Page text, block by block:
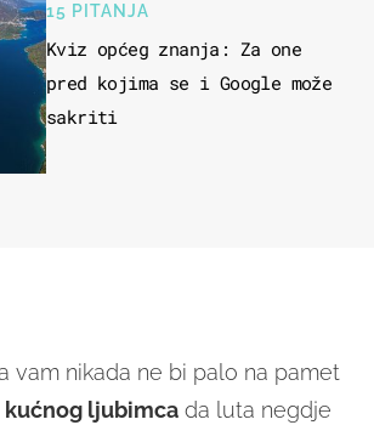
15 PITANJA
Kviz općeg znanja: Za one
pred kojima se i Google može
sakriti
vam nikada ne bi palo na pamet
kućnog ljubimca da luta negdje